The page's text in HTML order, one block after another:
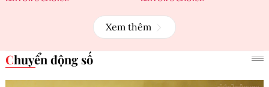
Xem thêm
Chuyển động số